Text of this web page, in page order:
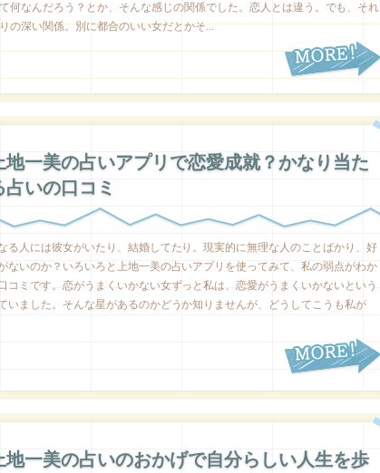
何なんだろう？とか、そんな感じの関係でした。恋人とは違う。でも、それ
の深い関係。別に都合のいい女だとかそ...
地一美の占いアプリで恋愛成就？かなり当た
占いの口コミ
る人には彼女がいたり、結婚してたり。現実的に無理な人のことばかり、好
ないのか？いろいろと上地一美の占いアプリを使ってみて、私の弱点がわか
コミです。恋がうまくいかない女ずっと私は、恋愛がうまくいかないという
いました。そんな星があるのかどうか知りませんが、どうしてこうも私が
地一美の占いのおかげで自分らしい人生を歩